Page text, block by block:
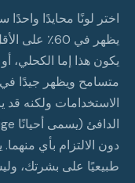
اختر لونًا محايدًا
يظهر في
يكون هذا إما الكحلي،
متسامح ويظهر جيدًا
الاستخدامات ولكنه قد
دون الالتزام بأي
طبيعيًا على بشرتك،